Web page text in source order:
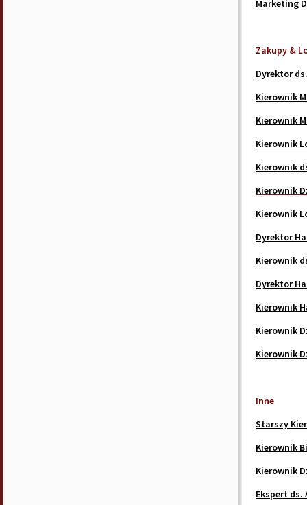
Marketing
Zakupy &
Dyrektor
Kierownik
Kierownik
Kierownik
Kierownik
Kierownik
Kierownik
Dyrektor
Kierownik
Dyrektor
Kierownik
Kierownik
Kierownik
Inne
Starszy
Kierownik
Kierownik
Ekspert ds.